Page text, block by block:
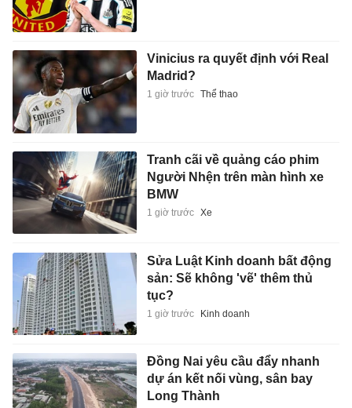
Vinicius ra quyết định với Real
Madrid?
1 giờ trước Thể thao
Tranh cãi về quảng cáo phim
Người Nhện trên màn hình xe
BMW
1 giờ trước Xe
Sửa Luật Kinh doanh bất động
sản: Sẽ không 'vẽ' thêm thủ
tục?
1 giờ trước Kinh doanh
Đồng Nai yêu cầu đẩy nhanh
dự án kết nối vùng, sân bay
Long Thành